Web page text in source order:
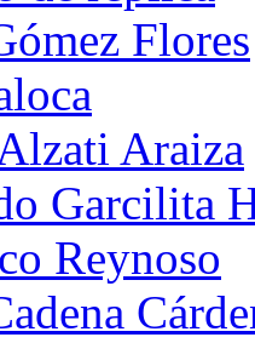
Flores
Araiza
Garcilita
Reynoso